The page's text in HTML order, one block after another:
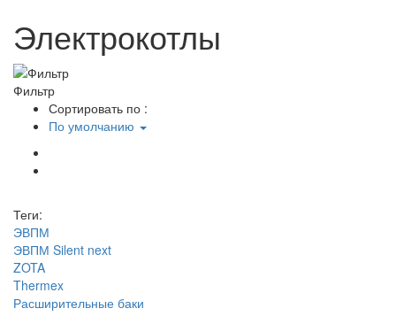
Электрокотлы
Фильтр
Сортировать по :
По умолчанию
Теги:
ЭВПМ
ЭВПМ Silent next
ZOTA
Thermex
Расширительные баки